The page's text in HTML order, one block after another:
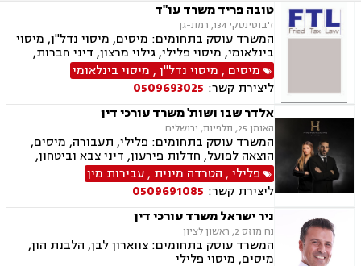
טובה פריד משרד עו"ד
ז'בוטינסקי 134, רמת-גן
המשרד עוסק בתחומים: מיסים, מיסוי נדל"ן, מיסוי
בינלאומי, מיסוי פלילי, גילוי מרצון, דיני חברות,
רישום חברות, פירוקים והקפאת הליכים, סכסוך בין
בעלי מניות, עסקאות מכר דירה, ירושות וצוואות,
עיזבונות, ייפוי כוח מתמשך.
מיסים , מיסוי נדל"ן, מיסוי בינלאומי
ליצירת קשר: 0509693025
אלדר שבו ושות' משרד עורכי דין
האומן 25, תלפיות, ירושלים
המשרד עוסק בתחומים: פלילי, תעבורה, מיסים,
הוצאה לפועל, חדלות פירעון, דיני צבא וביטחון,
ליטיגציה אזרחית
פלילי, הטרדה מינית ,עבירות מין
ליצירת קשר: 0509691085
ניר ישראל משרד עורכי דין
נח מוזס 2, ראשון לציון
המשרד עוסק בתחומים: צווארון לבן, הלבנת הון,
מיסים, מיסוי פלילי